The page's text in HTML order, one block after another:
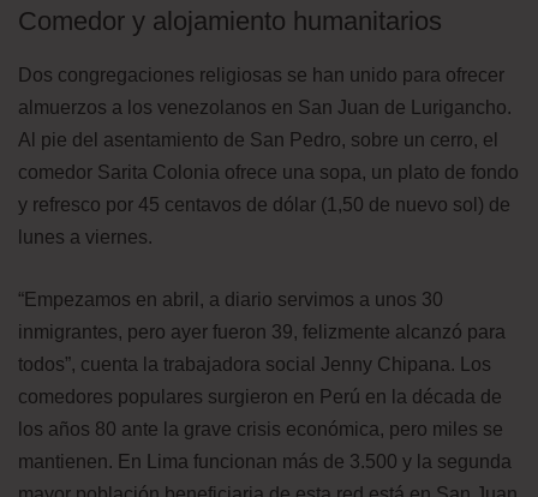
Comedor y alojamiento humanitarios
Dos congregaciones religiosas se han unido para ofrecer
almuerzos a los venezolanos en San Juan de Lurigancho.
Al pie del asentamiento de San Pedro, sobre un cerro, el
comedor Sarita Colonia ofrece una sopa, un plato de fondo
y refresco por 45 centavos de dólar (1,50 de nuevo sol) de
lunes a viernes.
“Empezamos en abril, a diario servimos a unos 30
inmigrantes, pero ayer fueron 39, felizmente alcanzó para
todos”, cuenta la trabajadora social Jenny Chipana. Los
comedores populares surgieron en Perú en la década de
los años 80 ante la grave crisis económica, pero miles se
mantienen. En Lima funcionan más de 3.500 y la segunda